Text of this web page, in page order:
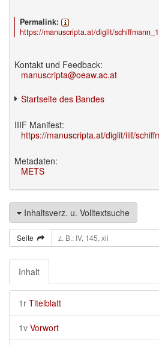
Permalink:
https://manuscripta.at/diglit/
Kontakt und Feedback:
manuscripta@oeaw.ac.at
Startseite des Bandes
IIIF Manifest:
https://manuscripta.at/diglit/iiif/
Metadaten:
METS
Inhaltsverz. u. Volltextsuche
Seite
Inhalt
1r Titelblatt
1v Vorwort